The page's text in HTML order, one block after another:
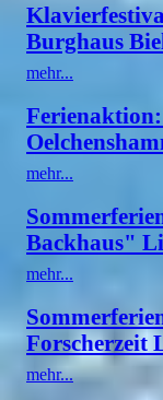
Burghaus
mehr...
mehr...
Backhaus"
mehr...
Forscherzeit
mehr...